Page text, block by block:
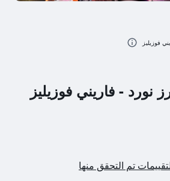
نورد - فاريني فوزيليز
فوزيليز